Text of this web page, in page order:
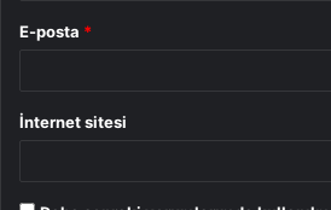
E-posta *
İnternet sitesi